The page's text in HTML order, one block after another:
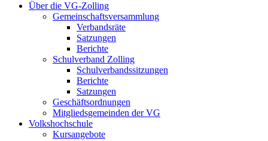
Über die VG-Zolling
Gemeinschaftsversammlung
Verbandsräte
Satzungen
Berichte
Schulverband Zolling
Schulverbandssitzungen
Berichte
Satzungen
Geschäftsordnungen
Mitgliedsgemeinden der VG
Volkshochschule
Kursangebote